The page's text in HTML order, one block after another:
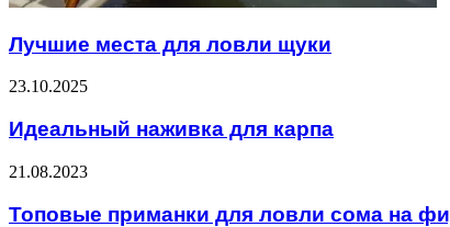
Лучшие места для ловли щуки
23.10.2025
Идеальный наживка для карпа
21.08.2023
Топовые приманки для ловли сома на